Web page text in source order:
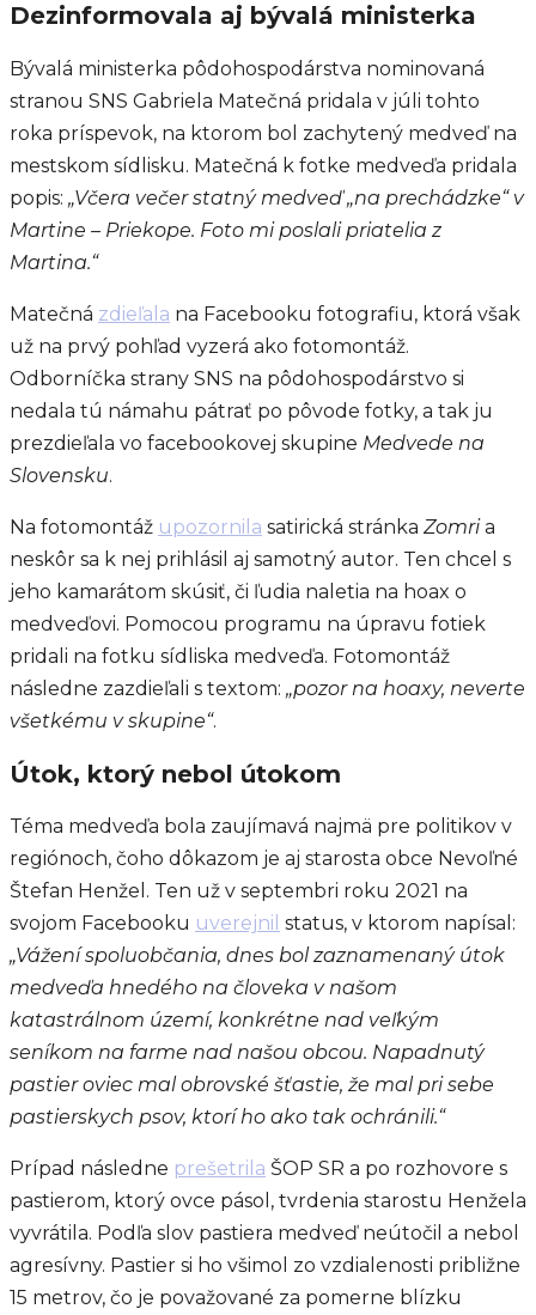
Dezinformovala aj bývalá ministerka
Bývalá ministerka pôdohospodárstva nominovaná
stranou SNS Gabriela Matečná pridala v júli tohto
roka príspevok, na ktorom bol zachytený medveď na
mestskom sídlisku. Matečná k fotke medveďa pridala
popis: „Včera večer statný medveď „na prechádzke“ v
Martine – Priekope. Foto mi poslali priatelia z
Martina.“
Matečná zdieľala na Facebooku fotografiu, ktorá však
už na prvý pohľad vyzerá ako fotomontáž.
Odborníčka strany SNS na pôdohospodárstvo si
nedala tú námahu pátrať po pôvode fotky, a tak ju
prezdieľala vo facebookovej skupine Medvede na
Slovensku.
Na fotomontáž upozornila satirická stránka Zomria
neskôr sa k nej prihlásil aj samotný autor. Ten chcel s
jeho kamarátom skúsiť, či ľudia naletia na hoax o
medveďovi. Pomocou programu na úpravu fotiek
pridali na fotku sídliska medveďa. Fotomontáž
následne zazdieľali s textom: „pozor na hoaxy, neverte
všetkému v skupine“.
Útok, ktorý nebol útokom
Téma medveďa bola zaujímavá najmä pre politikov v
regiónoch, čoho dôkazom je aj starosta obce Nevoľné
Štefan Henžel. Ten už v septembri roku 2021 na
svojom Facebooku uverejnil status, v ktorom napísal:
„Vážení spoluobčania, dnes bol zaznamenaný útok
medveďa hnedého na človeka v našom
katastrálnom území, konkrétne nad veľkým
seníkom na farme nad našou obcou. Napadnutý
pastier oviec mal obrovské šťastie, že mal pri sebe
pastierskych psov, ktorí ho ako tak ochránili.“
Prípad následne prešetrila ŠOP SR a po rozhovore s
pastierom, ktorý ovce pásol, tvrdenia starostu Henžela
vyvrátila. Podľa slov pastiera medveď neútočil a nebol
agresívny. Pastier si ho všimol zo vzdialenosti približne
15 metrov, čo je považované za pomerne blízku